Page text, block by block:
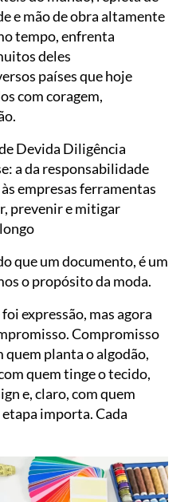
e mão de obra altamente
tempo, enfrenta
deles
países que hoje
com coragem,
Devida Diligência
a da responsabilidade
empresas ferramentas
prevenir e mitigar
que um documento, é um
o propósito da moda.
expressão, mas agora
Compromisso
quem planta o algodão,
quem tinge o tecido,
e, claro, com quem
etapa importa. Cada